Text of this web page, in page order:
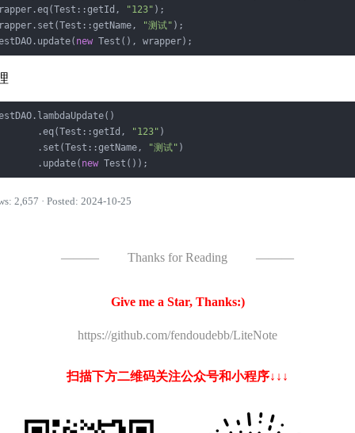
"123" );
"测试" );
new
.eq(Test::getId,
"123" )
.set(Test::getName,
"测试" )
.update(
new
2,657 · Posted: 2024-10-25
——— Thanks for Reading ———
Give me a Star, Thanks:)
https://github.com/fendoudebb/LiteNote
扫描下方二维码关注公众号和小程序↓↓↓